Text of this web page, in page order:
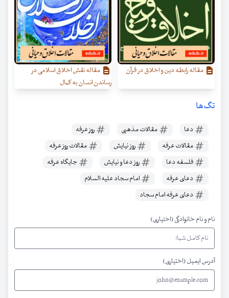
مقاله رابطه دین و اخلاق در قرآن
مقاله نقش اخلاق اسلامی در
رساندن انسان به کمال
تگ‌ها
دعا مقالات مذهبی
روز عرفه
مقالات عرفه
روز نیایش
مقالات روز عرفه
فلسفه دعا
روز دعا و نیایش
جایگاه عرفه
دعای عرفه
امام سجاد علیه السلام
دعای عرفه امام سجاد
نام و نام خانوادگی (اختیاری)
آدرس ایمیل (اختیاری)